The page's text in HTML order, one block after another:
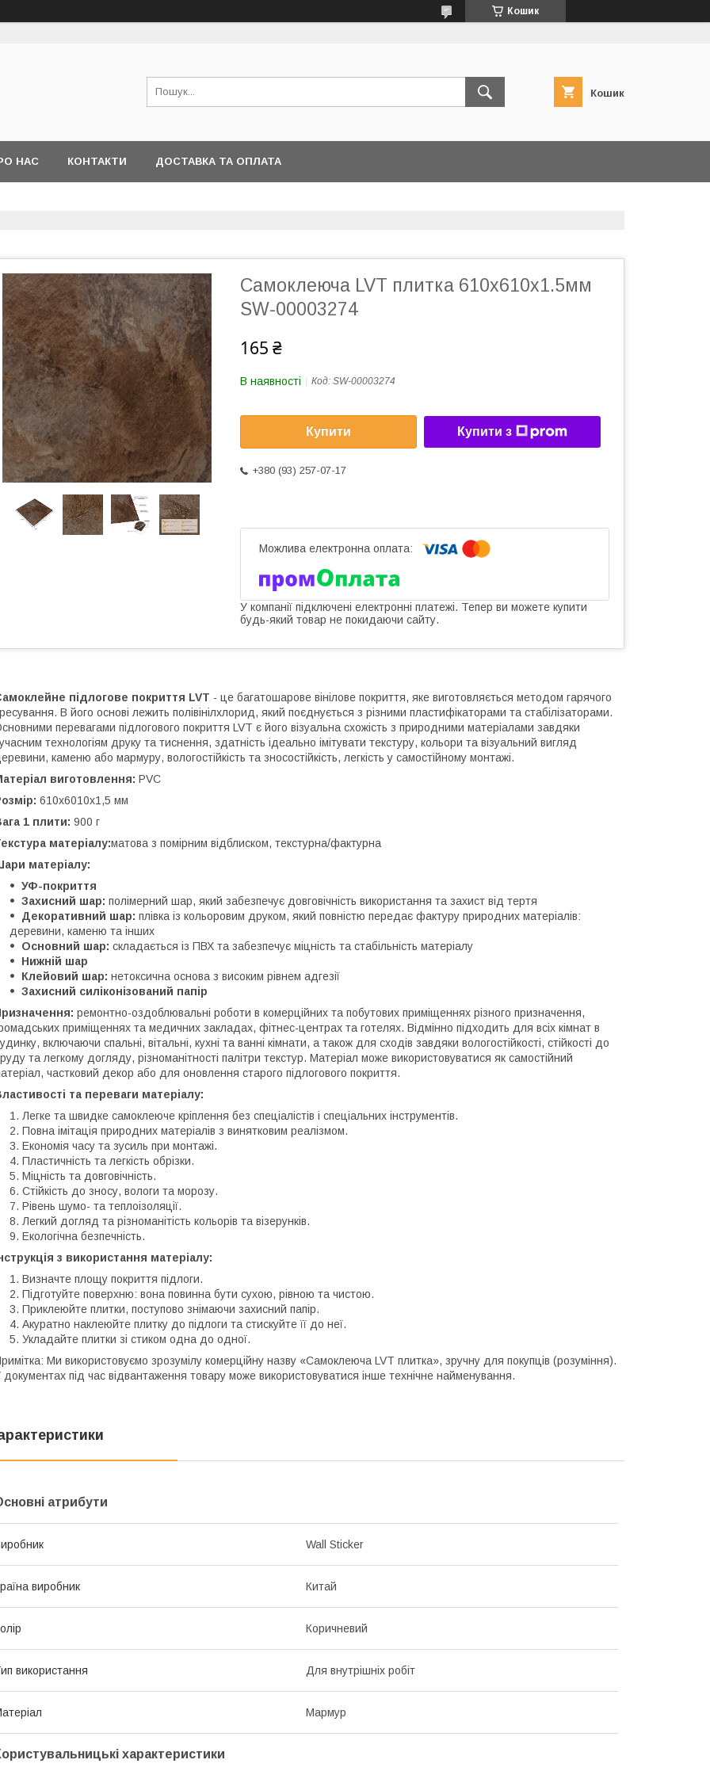
Кошик
Кошик
НАС КОНТАКТИ ДОСТАВКА ТА ОПЛАТА
Самоклеюча LVT плитка 610х610х1.5мм
SW-00003274
165 ₴
В наявності Код: SW-00003274
Купити Купити з
+380 (93) 257-07-17
У компанії підключені електронні платежі. Тепер ви можете купити
будь-який товар не покидаючи сайту.
підлогове покриття LVT - це багатошарове вінілове покриття, яке виготовляється методом гарячого
В його основі лежить полівінілхлорид, який поєднується з різними пластифікаторами та стабілізаторами.
перевагами підлогового покриття LVT є його візуальна схожість з природними матеріалами завдяки
технологіям друку та тиснення, здатність ідеально імітувати текстуру, кольори та візуальний вигляд
каменю або мармуру, вологостійкість та зносостійкість, легкість у самостійному монтажі.
виготовлення: PVC
610х6010х1,5 мм
1 плити: 900 г
матеріалу:матова з помірним відблиском, текстурна/фактурна
матеріалу:
УФ-покриття
Захисний шар: полімерний шар, який забезпечує довговічність використання та захист від тертя
Декоративний шар: плівка із кольоровим друком, який повністю передає фактуру природних матеріалів:
деревини, каменю та інших
Основний шар: складається із ПВХ та забезпечує міцність та стабільність матеріалу
Нижній шар
Клейовий шар: нетоксична основа з високим рівнем адгезії
Захисний силіконізований папір
ремонтно-оздоблювальні роботи в комерційних та побутових приміщеннях різного призначення,
приміщеннях та медичних закладах, фітнес-центрах та готелях. Відмінно підходить для всіх кімнат в
включаючи спальні, вітальні, кухні та ванні кімнати, а також для сходів завдяки вологостійкості, стійкості до
та легкому догляду, різноманітності палітри текстур. Матеріал може використовуватися як самостійний
частковий декор або для оновлення старого підлогового покриття.
та переваги матеріалу:
Легке та швидке самоклеюче кріплення без спеціалістів і спеціальних інструментів.
Повна імітація природних матеріалів з винятковим реалізмом.
Економія часу та зусиль при монтажі.
Пластичність та легкість обрізки.
Міцність та довговічність.
Стійкість до зносу, вологи та морозу.
Рівень шумо- та теплоізоляції.
Легкий догляд та різноманітість кольорів та візерунків.
Екологічна безпечність.
з використання матеріалу:
Визначте площу покриття підлоги.
Підготуйте поверхню: вона повинна бути сухою, рівною та чистою.
Приклеюйте плитки, поступово знімаючи захисний папір.
Акуратно наклеюйте плитку до підлоги та стискуйте її до неї.
Укладайте плитки зі стиком одна до одної.
Ми використовуємо зрозумілу комерційну назву «Самоклеюча LVT плитка», зручну для покупців (розуміння).
документах під час відвантаження товару може використовуватися інше технічне найменування.
атрибути
Wall Sticker
виробник Китай
Коричневий
використання Для внутрішніх робіт
Мармур
характеристики